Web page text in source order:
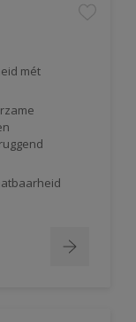
mét